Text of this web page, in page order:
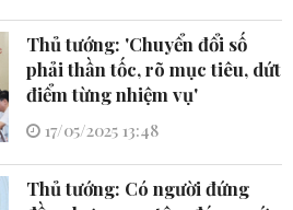
Thủ tướng: 'Chuyển đổi số
phải thần tốc, rõ mục tiêu, dứt
điểm từng nhiệm vụ'
17/05/2025 13:48
Thủ tướng: Có người đứng